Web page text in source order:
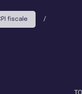
fiscale /